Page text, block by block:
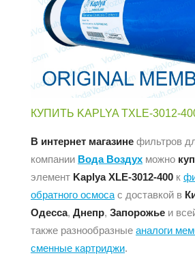
КУПИТЬ KAPLYA TXLE-3012-
В интернет магазине фильтров
компании Вода Воздух можно
элемент Kaplya XLE-3012-400 к
обратного осмоса с доставкой в
Одесса, Днепр, Запорожье и
также разнообразные аналоги
сменные картриджи.